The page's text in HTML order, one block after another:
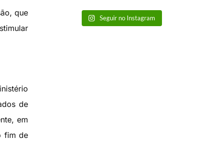
que
de
em
fim de
Seguir no Instagram